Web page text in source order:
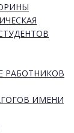
РАБОТНИКОВ
ИМЕНИ